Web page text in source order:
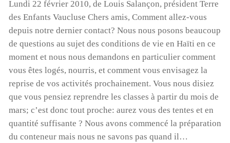
Lundi 22 février 2010, de Louis Salançon, président Terre
des Enfants Vaucluse Chers amis, Comment allez-vous
depuis notre dernier contact? Nous nous posons beaucoup
de questions au sujet des conditions de vie en Haïti en ce
moment et nous nous demandons en particulier comment
vous êtes logés, nourris, et comment vous envisagez la
reprise de vos activités prochainement. Vous nous disiez
que vous pensiez reprendre les classes à partir du mois de
mars; c’est donc tout proche: aurez vous des tentes et en
quantité suffisante ? Nous avons commencé la préparation
du conteneur mais nous ne savons pas quand il…
Cyclone à Tamatave : mobilisons-nous !
Pour aider nos enfants, nos salariés, nos centres en
détresse suite au cyclone, Terre des enfants lance une
campagne de dons:
https://www.helloasso.com/associations/association-
gardoise-terre-des-enfants/formulaires/5